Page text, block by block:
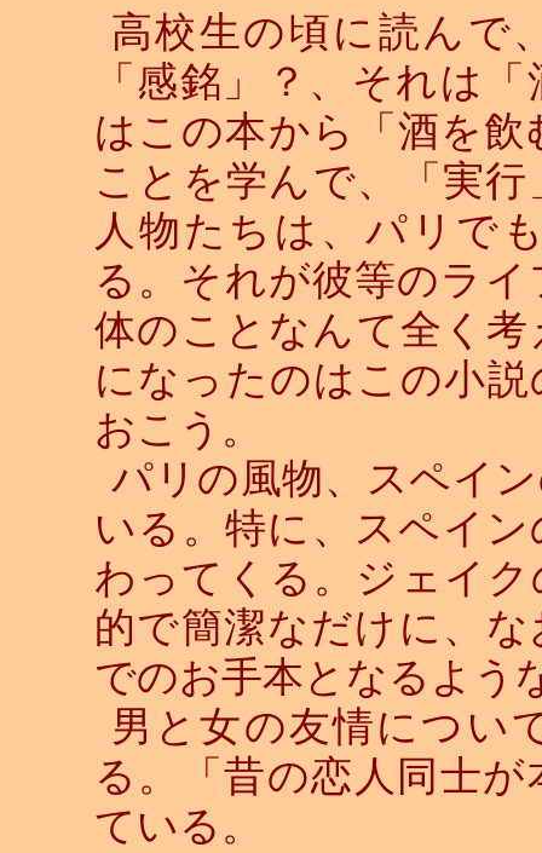
高校生の頃に読んで
「感銘」？、それは
はこの本から「酒を
ことを学んで、「実
人物たちは、パリで
る。それが彼等のラ
体のことなんて全く
になったのはこの小
おこう。
パリの風物、スペイ
いる。特に、スペイ
わってくる。ジェイ
的で簡潔なだけに、
でのお手本となるよう
男と女の友情につい
る。「昔の恋人同士
ている。